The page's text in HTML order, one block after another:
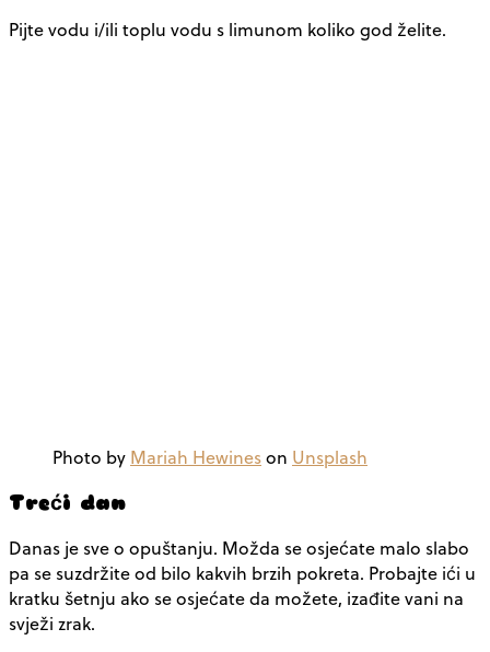
Pijte vodu i/ili toplu vodu s limunom koliko god želite.
Photo by Mariah Hewineson Unsplash
Treći dan
Danas je sve o opuštanju. Možda se osjećate malo slabo
pa se suzdržite od bilo kakvih brzih pokreta. Probajte ići u
kratku šetnju ako se osjećate da možete, izađite vani na
svježi zrak.